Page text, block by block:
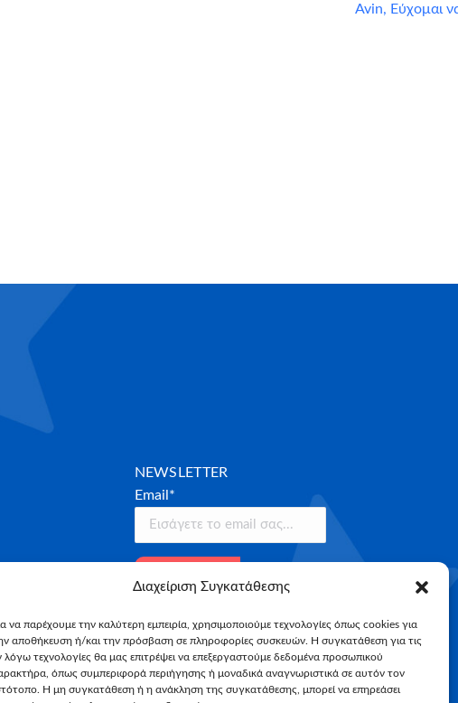
Διαχείριση Συγκατάθεσης
να παρέχουμε την καλύτερη εμπειρία, χρησιμοποιούμε τεχνολογίες όπως cookies για
αποθήκευση ή/και την πρόσβαση σε πληροφορίες συσκευών. Η συγκατάθεση για τις
λόγω τεχνολογίες θα μας επιτρέψει να επεξεργαστούμε δεδομένα προσωπικού
όπως συμπεριφορά περιήγησης ή μοναδικά αναγνωριστικά σε αυτόν τον
Η μη συγκατάθεση ή η ανάκληση της συγκατάθεσης, μπορεί να επηρεάσει
Avin, Εύχομαι
NEWSLETTER
Email*